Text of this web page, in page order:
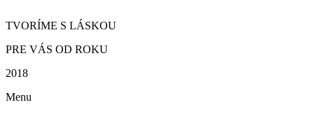
TVORÍME S LÁSKOU
PRE VÁS OD ROKU
2018
Menu